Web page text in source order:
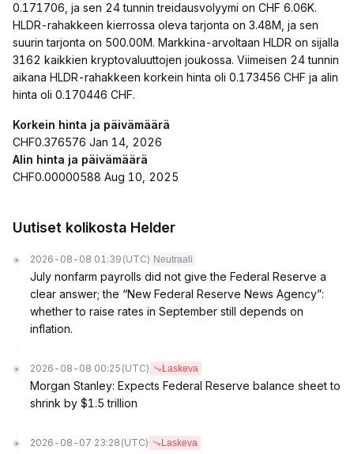
0.171706, ja sen 24 tunnin treidausvolyymi on CHF 6.06K.
HLDR-rahakkeen kierrossa oleva tarjonta on 3.48M, ja sen
suurin tarjonta on 500.00M. Markkina-arvoltaan HLDR on sijalla
3162 kaikkien kryptovaluuttojen joukossa. Viimeisen 24 tunnin
aikana HLDR-rahakkeen korkein hinta oli 0.173456 CHF ja alin
hinta oli 0.170446 CHF.
Korkein hinta ja päivämäärä
CHF0.376576 Jan 14, 2026
Alin hinta ja päivämäärä
CHF0.00000588 Aug 10, 2025
Uutiset kolikosta Helder
2026-08-08 01:39 (UTC) Neutraali
July nonfarm payrolls did not give the Federal Reserve a
clear answer; the “New Federal Reserve News Agency”:
whether to raise rates in September still depends on
inflation.
2026-08-08 00:25 (UTC) Laskeva
Morgan Stanley: Expects Federal Reserve balance sheet to
shrink by $1.5 trillion
2026-08-07 23:28 (UTC) Laskeva